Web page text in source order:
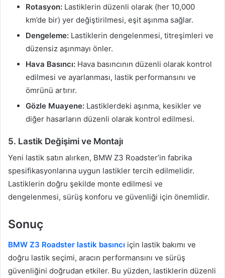
Rotasyon: Lastiklerin düzenli olarak (her 10,000
km’de bir) yer değiştirilmesi, eşit aşınma sağlar.
Dengeleme: Lastiklerin dengelenmesi, titreşimleri ve
düzensiz aşınmayı önler.
Hava Basıncı: Hava basıncının düzenli olarak kontrol
edilmesi ve ayarlanması, lastik performansını ve
ömrünü artırır.
Gözle Muayene: Lastiklerdeki aşınma, kesikler ve
diğer hasarların düzenli olarak kontrol edilmesi.
5. Lastik Değişimi ve Montajı
Yeni lastik satın alırken, BMW Z3 Roadster’in fabrika
spesifikasyonlarına uygun lastikler tercih edilmelidir.
Lastiklerin doğru şekilde monte edilmesi ve
dengelenmesi, sürüş konforu ve güvenliği için önemlidir.
Sonuç
BMW Z3 Roadster lastik basıncı için lastik bakımı ve
doğru lastik seçimi, aracın performansını ve sürüş
güvenliğini doğrudan etkiler. Bu yüzden, lastiklerin düzenli